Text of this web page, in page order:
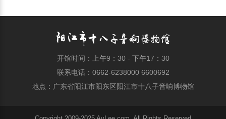
开馆时间：上午9：30 - 下午17：30
联系电话：0662-6238000 6600692
地点：广东省阳江市阳东区阳江市十八子音响博物馆